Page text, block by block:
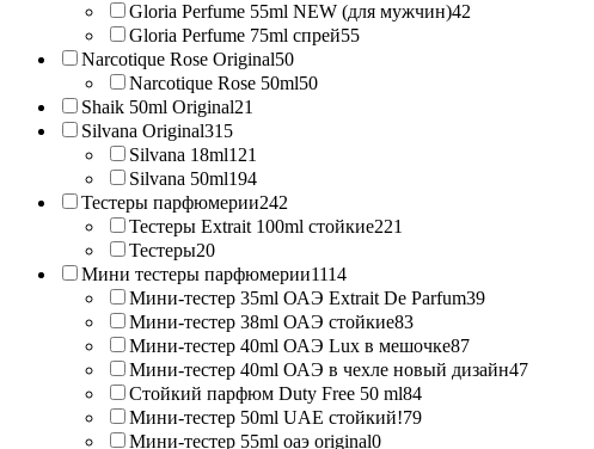
Gloria Perfume 55ml NEW (для мужчин)42
Gloria Perfume 75ml спрей55
Narcotique Rose Original50
Narcotique Rose 50ml50
Shaik 50ml Original21
Silvana Original315
Silvana 18ml121
Silvana 50ml194
Тестеры парфюмерии242
Тестеры Extrait 100ml стойкие221
Тестеры20
Мини тестеры парфюмерии1114
Мини-тестер 35ml ОАЭ Extrait De Parfum39
Мини-тестер 38ml ОАЭ стойкие83
Мини-тестер 40ml ОАЭ Lux в мешочке87
Мини-тестер 40ml ОАЭ в чехле новый дизайн47
Стойкий парфюм Duty Free 50 ml84
Мини-тестер 50ml UAE стойкий!79
Мини-тестер 55ml оаэ original0